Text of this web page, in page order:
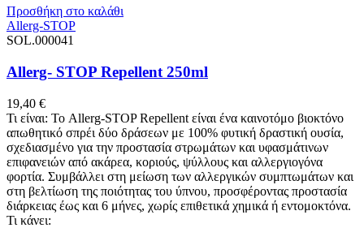
Προσθήκη στο καλάθι
Allerg-STOP
SOL.000041
Allerg- STOP Repellent 250ml
19,40 €
Τι είναι: Το Allerg-STOP Repellent είναι ένα καινοτόμο βιοκτόνο
απωθητικό σπρέι δύο δράσεων με 100% φυτική δραστική ουσία,
σχεδιασμένο για την προστασία στρωμάτων και υφασμάτινων
επιφανειών από ακάρεα, κοριούς, ψύλλους και αλλεργιογόνα
φορτία. Συμβάλλει στη μείωση των αλλεργικών συμπτωμάτων και
στη βελτίωση της ποιότητας του ύπνου, προσφέροντας προστασία
διάρκειας έως και 6 μήνες, χωρίς επιθετικά χημικά ή εντομοκτόνα.
Τι κάνει: